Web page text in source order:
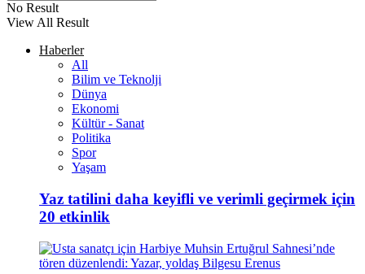
No Result
View All Result
Haberler
All
Bilim ve Teknolji
Dünya
Ekonomi
Kültür - Sanat
Politika
Spor
Yaşam
Yaz tatilini daha keyifli ve verimli geçirmek için
20 etkinlik